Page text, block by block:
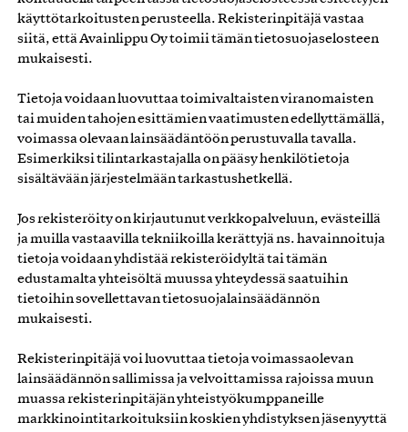
käyttötarkoitusten perusteella. Rekisterinpitäjä vastaa
siitä, että Avainlippu Oy toimii tämän tietosuojaselosteen
mukaisesti.
Tietoja voidaan luovuttaa toimivaltaisten viranomaisten
tai muiden tahojen esittämien vaatimusten edellyttämällä,
voimassa olevaan lainsäädäntöön perustuvalla tavalla.
Esimerkiksi tilintarkastajalla on pääsy henkilötietoja
sisältävään järjestelmään tarkastushetkellä.
Jos rekisteröity on kirjautunut verkkopalveluun, evästeillä
ja muilla vastaavilla tekniikoilla kerättyjä ns. havainnoituja
tietoja voidaan yhdistää rekisteröidyltä tai tämän
edustamalta yhteisöltä muussa yhteydessä saatuihin
tietoihin sovellettavan tietosuojalainsäädännön
mukaisesti.
Rekisterinpitäjä voi luovuttaa tietoja voimassaolevan
lainsäädännön sallimissa ja velvoittamissa rajoissa muun
muassa rekisterinpitäjän yhteistyökumppaneille
markkinointitarkoituksiin koskien yhdistyksen jäsenyyttä